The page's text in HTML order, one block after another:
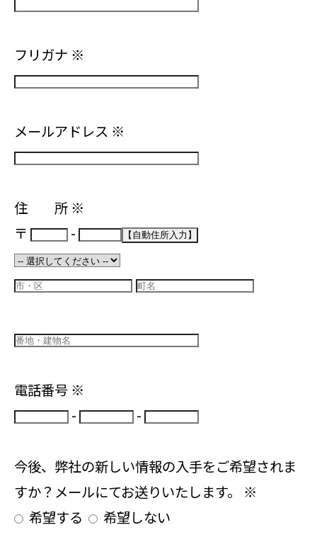
フリガナ ※
メールアドレス ※
住 所 ※
〒
-
電話番号 ※
-
-
今後、弊社の新しい情報の入手をご希望されま
すか？メールにてお送りいたします。 ※
希望する
希望しない